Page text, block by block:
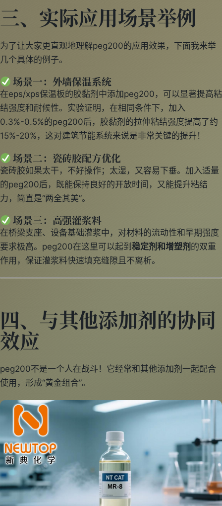
三、实际应用场景举例
为了让大家更直观地理解peg200的应用效果，下面我来举
几个具体的例子。
场景一：外墙保温系统
在eps/xps保温板的胶黏剂中添加peg200，可以显著提高粘
结强度和耐候性。实验证明，在相同条件下，加入
0.3%-0.5%的peg200后，胶黏剂的拉伸粘结强度提高了约
15%-20%，这对建筑节能系统来说是非常关键的提升！
场景二：瓷砖胶配方优化
瓷砖胶如果太干，不好操作；太湿，又容易下垂。加入适量
的peg200后，既能保持良好的开放时间，又能提升粘结
力，简直是“两全其美”。
场景三：高强灌浆料
在桥梁支座、设备基础灌浆中，对材料的流动性和早期强度
要求极高。peg200在这里可以起到 稳定剂和增塑剂 的双重
作用，保证灌浆料快速填充缝隙且不离析。
四、与其他添加剂的协同
效应
peg200不是一个人在战斗！它经常和其他添加剂一起配合
使用，形成“黄金组合”。